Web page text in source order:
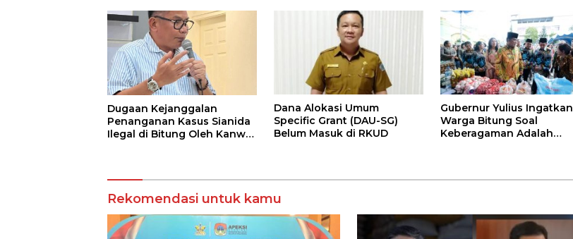
Dugaan Kejanggalan
Penanganan Kasus Sianida
Ilegal di Bitung Oleh Kanwil
Dana Alokasi Umum
Specific Grant (DAU-SG)
Belum Masuk di RKUD
Gubernur Yulius Ingatkan
Warga Bitung Soal
Keberagaman Adalah
Rekomendasi untuk kamu